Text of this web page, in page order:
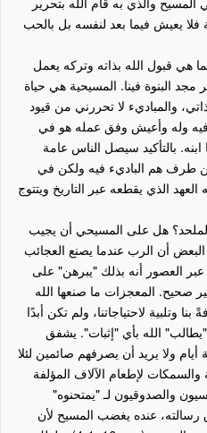
فلا يعيش فيما بعد لنفسه بل بالحب
هي قبول الله بذاته وتركه يعمل
البنوة فينا. المسيحية هي حياة
والمباديء لا تحررني من قيود
فيه وله وأعيش وفق عمله هو في
بالتأكيد سيصل الناس عامة
طرف هم الباديء فيه ولكن في
العهد الذي يقطعه عبر التاريخ ويتتوج
هل على المسيحي أن يجيب
البعض أن الرب عندما يصنع العجائب
العصور أنه بذلك "يبرهن" على
صحيح. المعجزات ما صنعها الله
وتلبية لاحتياجاتنا، ولم تكن أبدًا
الله بأي "إثبات". يشفق
ولا يريد أن يصرفهم صائمين لئلا
والسمكات لإطعام الآلاف المؤلفة
والصدوقيون لـ "يمتحنوه"
رسالته، عنده يغضب المسيح لأن